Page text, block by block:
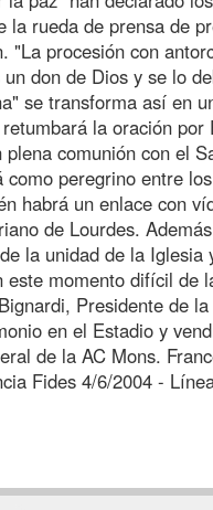
la rueda de prensa de
"La procesión con
don de Dios y se lo
se transforma así en
la oración por
plena comunión con el
como peregrino entre
habrá un enlace con
de Lourdes.
la unidad de la Iglesia
este momento difícil de
Presidente de
en el Estadio y
de la AC Mons.
Fides 4/6/2004 -